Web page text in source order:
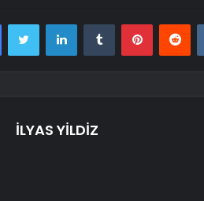
FacebookTwitter LinkedInTumblr Pinterest
İLYAS YİLDİZ